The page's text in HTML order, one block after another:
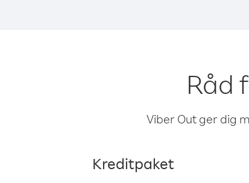
Råd
Viber Out ger dig
Kreditpaket